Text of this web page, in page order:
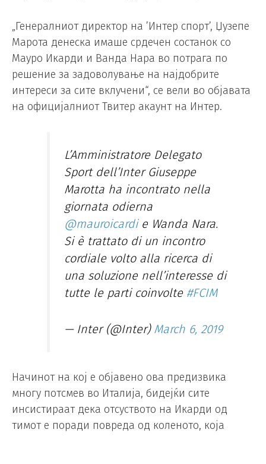
„Генералниот директор на ’Интер спорт’, Џузепе
Марота денеска имаше срдечен состанок со
Мауро Икарди и Ванда Нара во потрага по
решение за задоволување на најдобрите
интереси за сите вклучени“, се вели во објавата
на официјалниот Твитер акаунт на Интер.
L’Amministratore Delegato
Sport dell’Inter Giuseppe
Marotta ha incontrato nella
giornata odierna
@mauroicardie Wanda Nara.
Si è trattato di un incontro
cordiale volto alla ricerca di
una soluzione nell’interesse di
tutte le parti coinvolte #FCIM
— Inter (@Inter) March 6, 2019
Начинот на кој е објавено ова предизвика
многу потсмев во Италија, бидејќи сите
инсистираат дека отсуството на Икарди од
тимот е поради повреда од коленото, која